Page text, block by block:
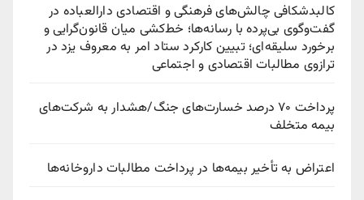
کالبدشکافی چالش‌های فرهنگی و اقتصادی دارالعباده در
گفت‌وگوی بی‌پرده با رسانه‌ها؛ خط‌کشی میان قانون‌گرایی و
برخورد سلیقه‌ای؛ تبیین کارکرد ستاد امر به معروف یزد در
ترازوی مطالبات اقتصادی و اجتماعی
پرداخت ۷۰ درصد خسارت‌های جنگ/هشدار به شرکت‌های
بیمه متخلف
اعتراض به تأخیر بیمه‌ها در پرداخت مطالبات داروخانه‌ها